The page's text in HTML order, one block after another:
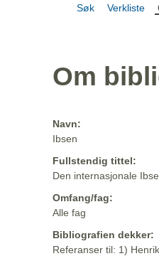
Søk Verkliste
Om
Navn:
Ibsen
Fullstendig tittel:
Den internasjonale
Omfang/fag:
Alle fag
Bibliografien dekker:
Referanser til: 1)